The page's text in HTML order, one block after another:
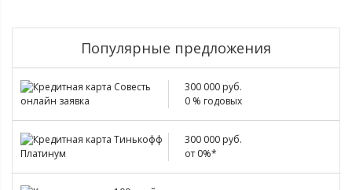
Популярные предложения
300 000 руб.
0 % годовых
300 000 руб.
от 0%*